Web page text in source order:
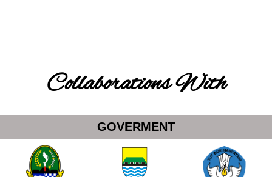
Collaborations With
GOVERMENT